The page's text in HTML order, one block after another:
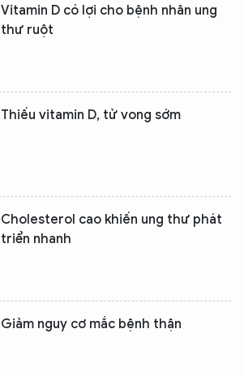
Vitamin D có lợi cho bệnh nhân ung
thư ruột
Thiếu vitamin D, tử vong sớm
Cholesterol cao khiến ung thư phát
triển nhanh
Giảm nguy cơ mắc bệnh thận